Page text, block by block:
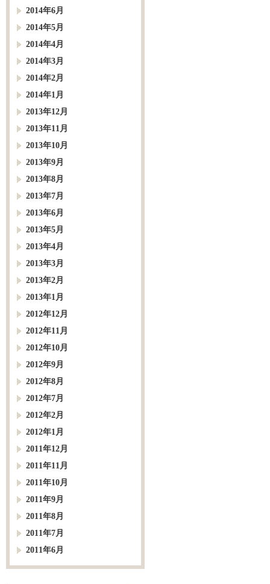
2014年6月
2014年5月
2014年4月
2014年3月
2014年2月
2014年1月
2013年12月
2013年11月
2013年10月
2013年9月
2013年8月
2013年7月
2013年6月
2013年5月
2013年4月
2013年3月
2013年2月
2013年1月
2012年12月
2012年11月
2012年10月
2012年9月
2012年8月
2012年7月
2012年2月
2012年1月
2011年12月
2011年11月
2011年10月
2011年9月
2011年8月
2011年7月
2011年6月